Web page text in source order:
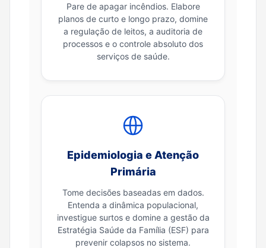
Pare de apagar incêndios. Elabore
planos de curto e longo prazo, domine
a regulação de leitos, a auditoria de
processos e o controle absoluto dos
serviços de saúde.
Epidemiologia e Atenção
Primária
Tome decisões baseadas em dados.
Entenda a dinâmica populacional,
investigue surtos e domine a gestão da
Estratégia Saúde da Família (ESF) para
prevenir colapsos no sistema.